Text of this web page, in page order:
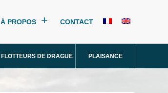
À PROPOS CONTACT
FLOTTEURS DE DRAGUE PLAISANCE